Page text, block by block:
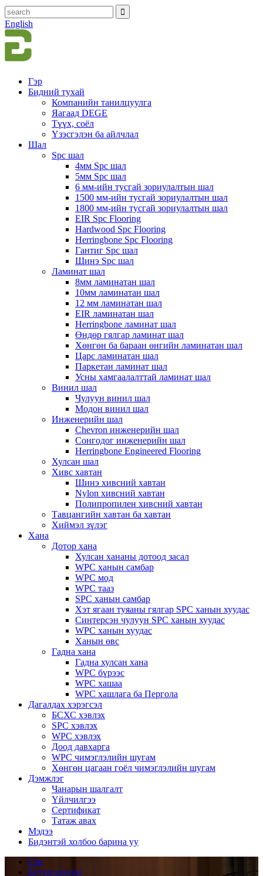
English
Гэр
Бидний тухай
Компанийн танилцуулга
Яагаад DEGE
Түүх, соёл
Үзэсгэлэн ба айлчлал
Шал
Spc шал
4мм Spc шал
5мм Spc шал
6 мм-ийн тусгай зориулалтын шал
1500 мм-ийн тусгай зориулалтын шал
1800 мм-ийн тусгай зориулалтын шал
EIR Spc Flooring
Hardwood Spc Flooring
Herringbone Spc Flooring
Гантиг Spc шал
Шинэ Spc шал
Ламинат шал
8мм ламинатан шал
10мм ламинатан шал
12 мм ламинатан шал
EIR ламинатан шал
Herringbone ламинат шал
Өндөр гялгар ламинат шал
Хөнгөн ба бараан өнгийн ламинатан шал
Царс ламинатан шал
Паркетан ламинат шал
Усны хамгаалалттай ламинат шал
Винил шал
Чулуун винил шал
Модон винил шал
Инженерийн шал
Chevron инженерийн шал
Сонгодог инженерийн шал
Herringbone Engineered Flooring
Хулсан шал
Хивс хавтан
Шинэ хивсний хавтан
Nylon хивсний хавтан
Полипропилен хивсний хавтан
Тавцангийн хавтан ба хавтан
Хиймэл зүлэг
Хана
Дотор хана
Хулсан хананы дотоод засал
WPC ханын самбар
WPC мод
WPC тааз
SPC ханын самбар
Хэт ягаан туяаны гялгар SPC ханын хуудас
Синтерсэн чулуун SPC ханын хуудас
WPC ханын хуудас
Ханын өвс
Гадна хана
Гадна хулсан хана
WPC бүрээс
WPC хашаа
WPC хашлага ба Пергола
Дагалдах хэрэгсэл
БСХС хэвлэх
SPC хэвлэх
WPC хэвлэх
Доод давхарга
WPC чимэглэлийн шугам
Хөнгөн цагаан гоёл чимэглэлийн шугам
Дэмжлэг
Чанарын шалгалт
Үйлчилгээ
Сертификат
Татаж авах
Мэдээ
Бидэнтэй холбоо барина уу
Гэр
Бүтээгдэхүүн